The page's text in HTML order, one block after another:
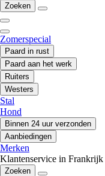
Zoeken
Zomerspecial
Paard in rust
Paard aan het werk
Ruiters
Westers
Stal
Hond
Binnen 24 uur verzonden
Aanbiedingen
Merken
Klantenservice in Frankrijk
Zoeken